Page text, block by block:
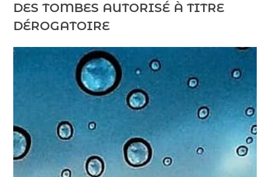
DES TOMBES AUTORISÉ À TITRE
DÉROGATOIRE